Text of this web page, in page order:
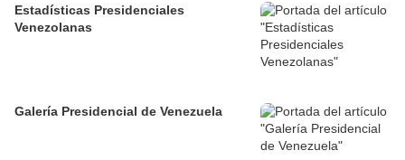
Estadísticas Presidenciales
Venezolanas
Galería Presidencial de Venezuela